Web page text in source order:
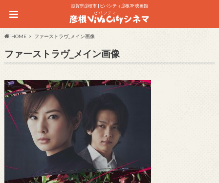
滋賀県彦根市 | ビバシティ彦根3F 映画館
HOME ファーストラヴ_メイン画像
ファーストラヴ_メイン画像